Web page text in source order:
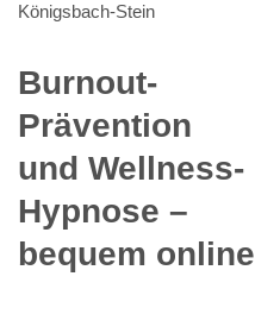
Königsbach-Stein
Burnout-
Prävention
und Wellness-
Hypnose –
bequem online